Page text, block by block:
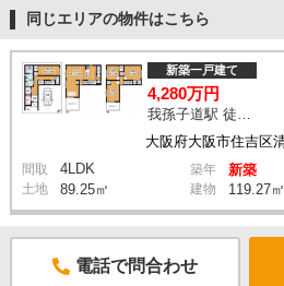
同じエリアの物件はこちら
新築一戸建て
4,280万円
間取 4LDK 築年 新築
土地 89.25㎡ 建物 119.27㎡
電話で問合わせ